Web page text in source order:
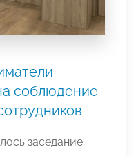
соблюдение
заседание